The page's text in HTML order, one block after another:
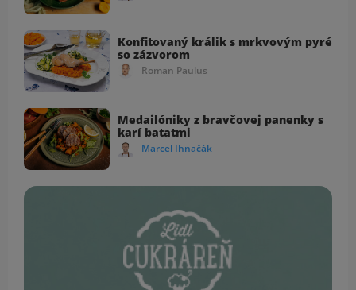
Konfitovaný králik s mrkvovým pyré
so zázvorom
Roman Paulus
Medailóniky z bravčovej panenky s
karí batatmi
Marcel Ihnačák